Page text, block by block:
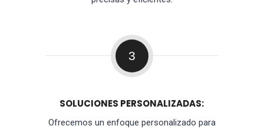
3
SOLUCIONES PERSONALIZADAS:
Ofrecemos un enfoque personalizado para